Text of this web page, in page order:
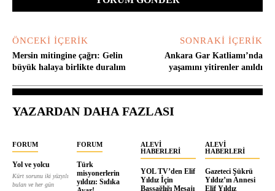
ÖNCEKI İÇERIK
Mersin mitingine çağrı: Gelin
büyük halaya birlikte duralım
SONRAKI İÇERIK
Ankara Gar Katliamı’nda
yaşamını yitirenler anıldı
YAZARDAN DAHA FAZLASI
FORUM
Yol ve yolcu
Kürt sorunu iki yüzyılı
bulan ve her gün
FORUM
Türk
misyonerlerin
yıldızı: Sıdıka
ALEVI
HABERLERI
YOL TV’den Elif
Yıldız İçin
Başsağlığı Mesajı
ALEVI
HABERLERI
Gazeteci Şükrü
Yıldız’ın Annesi
Elif Yıldız